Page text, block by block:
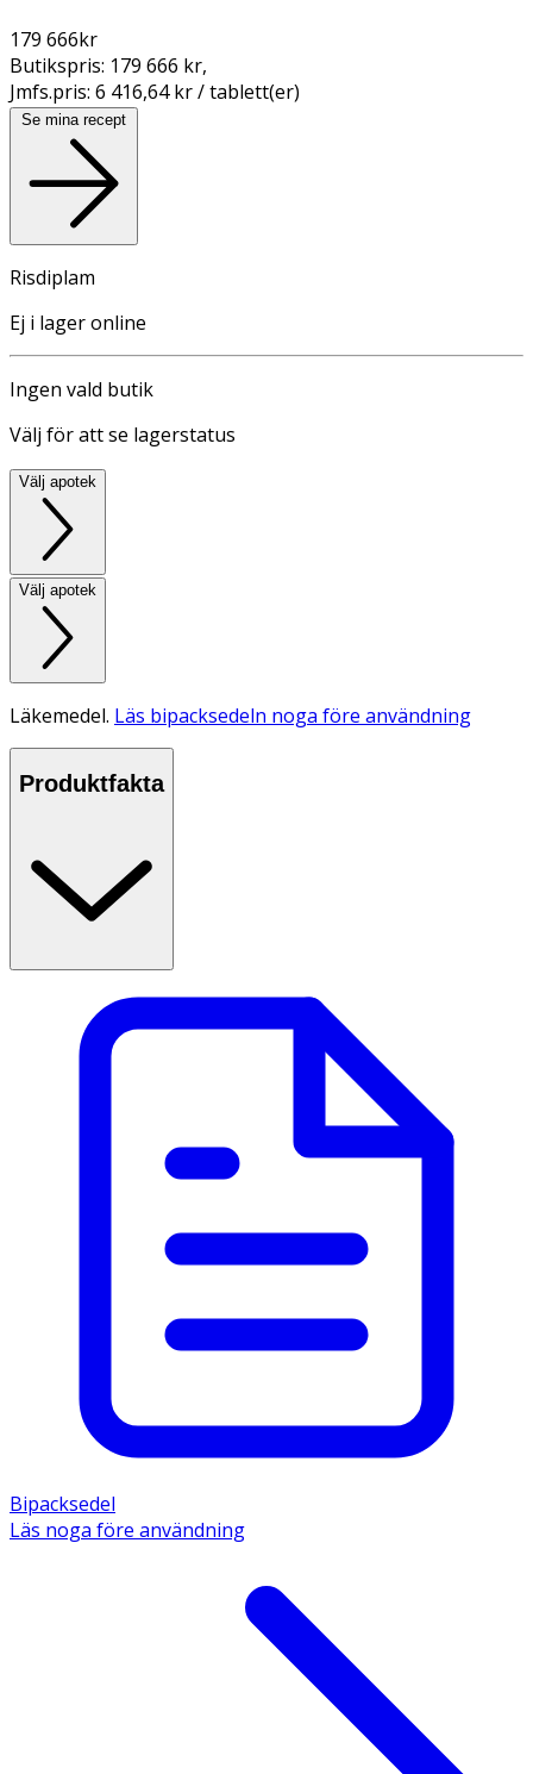
179 666kr
Butikspris: 179 666 kr,
Jmfs.pris: 6 416,64 kr / tablett(er)
Se mina recept
Risdiplam
Ej i lager online
Ingen vald butik
Välj för att se lagerstatus
Välj apotek
Välj apotek
Läkemedel. Läs bipacksedeln noga före användning
Produktfakta
Bipacksedel
Läs noga före användning